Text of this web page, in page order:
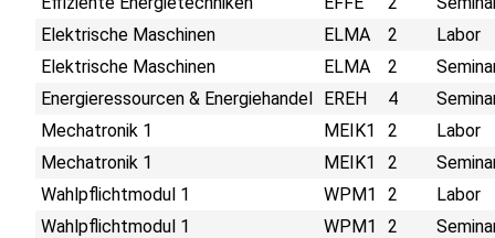
Elektrische Maschinen
ELMA 2
Labor
Elektrische Maschinen
ELMA 2
Energieressourcen & Energiehandel EREH 4
Mechatronik 1
MEIK1 2
Labor
Mechatronik 1
MEIK1 2
Wahlpflichtmodul 1
WPM1 2
Labor
Wahlpflichtmodul 1
WPM1 2